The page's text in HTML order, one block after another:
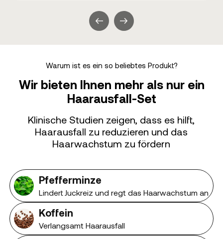
Warum ist es ein so beliebtes Produkt?
Wir bieten Ihnen mehr als nur ein
Haarausfall-Set
Klinische Studien zeigen, dass es hilft,
Haarausfall zu reduzieren und das
Haarwachstum zu fördern
Pfefferminze
Lindert Juckreiz und regt das Haarwachstum an
Koffein
Verlangsamt Haarausfall